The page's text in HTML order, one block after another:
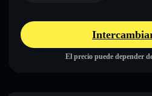
El precio puede depender